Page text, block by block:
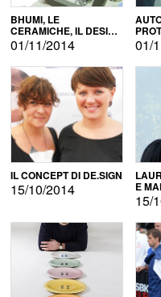
BHUMI, LE
CERAMICHE, IL DESIGN
E L'AUTOPRODUZIONE
01/11/2014 01/
IL CONCEPT DI DE.SIGN
15/10/2014 E
15/